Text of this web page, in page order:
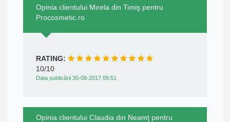
Opinia clientului Mirela din Timiş pentru
Procosmetic.ro
RATING:
10/10
Data publicării 30-08-2017 09:51
Opinia clientului Claudia din Neamţ pentru